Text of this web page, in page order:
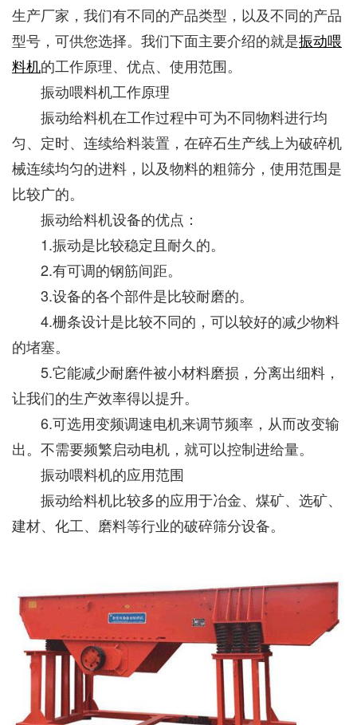
生产厂家，我们有不同的产品类型，以及不同的产品
型号，可供您选择。我们下面主要介绍的就是振动喂
料机的工作原理、优点、使用范围。
振动喂料机工作原理
振动给料机在工作过程中可为不同物料进行均
匀、定时、连续给料装置，在碎石生产线上为破碎机
械连续均匀的进料，以及物料的粗筛分，使用范围是
比较广的。
振动给料机设备的优点：
1.振动是比较稳定且耐久的。
2.有可调的钢筋间距。
3.设备的各个部件是比较耐磨的。
4.栅条设计是比较不同的，可以较好的减少物料
的堵塞。
5.它能减少耐磨件被小材料磨损，分离出细料，
让我们的生产效率得以提升。
6.可选用变频调速电机来调节频率，从而改变输
出。不需要频繁启动电机，就可以控制进给量。
振动喂料机的应用范围
振动给料机比较多的应用于冶金、煤矿、选矿、
建材、化工、磨料等行业的破碎筛分设备。